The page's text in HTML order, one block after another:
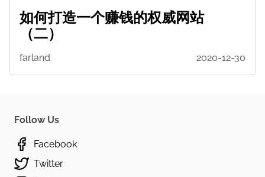
如何打造一个赚钱的权威网站
（二）
farland 2020-12-30
Follow Us
Facebook
Twitter